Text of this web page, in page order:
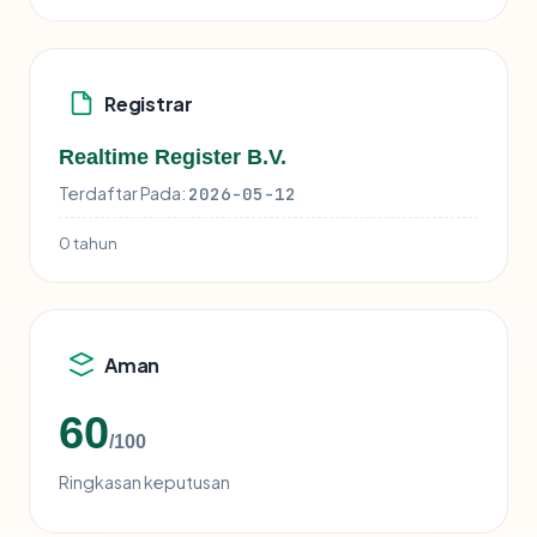
Registrar
Realtime Register B.V.
Terdaftar Pada: 2026-05-12
0 tahun
Aman
60/100
Ringkasan keputusan